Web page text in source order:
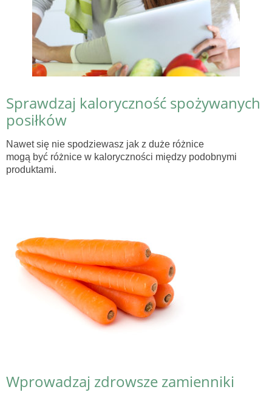
Sprawdzaj kaloryczność spożywanych
posiłków
Nawet się nie spodziewasz jak z duże różnice
mogą być różnice w kaloryczności między podobnymi
produktami.
Wprowadzaj zdrowsze zamienniki